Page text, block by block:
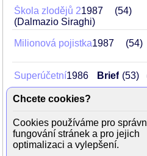
Škola zlodějů 21987
54
(Dalmazio Siraghi)
Milionová pojistka1987 54
Superúčetní1986 Brief 53
(Ugo Fantozzi)
Zakázané sny1982 49
Chcete cookies?
Cookies používáme pro
fungování stránek a pro jejich
optimalizaci a vylepšení.